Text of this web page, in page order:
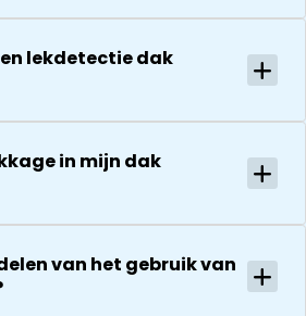
uitvoering en
Het is nog
droog!!! Dus
sterren review
waard door
vervolgens
onverwachte
zaken die ze
vakkundig
gerepareerd
lekdetectie dak
in mijn dak
van het gebruik van